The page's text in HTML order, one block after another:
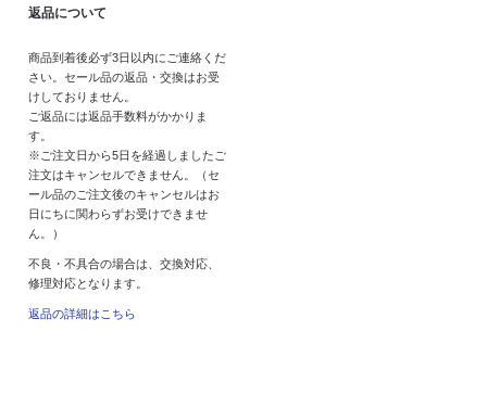
返品について
商品到着後必ず3日以内にご連絡くだ
さい。セール品の返品・交換はお受
けしておりません。
ご返品には返品手数料がかかりま
す。
※ご注文日から5日を経過しましたご
注文はキャンセルできません。（セ
ール品のご注文後のキャンセルはお
日にちに関わらずお受けできませ
ん。）
不良・不具合の場合は、交換対応、
修理対応となります。
返品の詳細はこちら